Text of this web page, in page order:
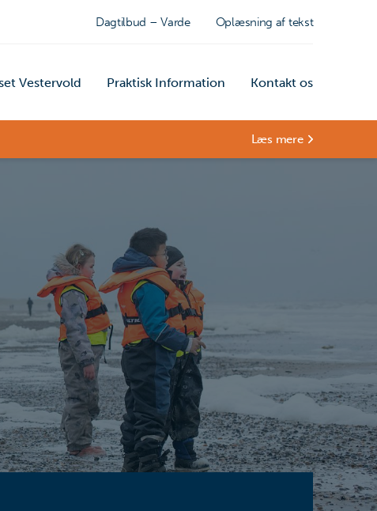
Dagtilbud – Varde Oplæsning af tekst
Vestervold Praktisk Information Kontakt os
Læs mere